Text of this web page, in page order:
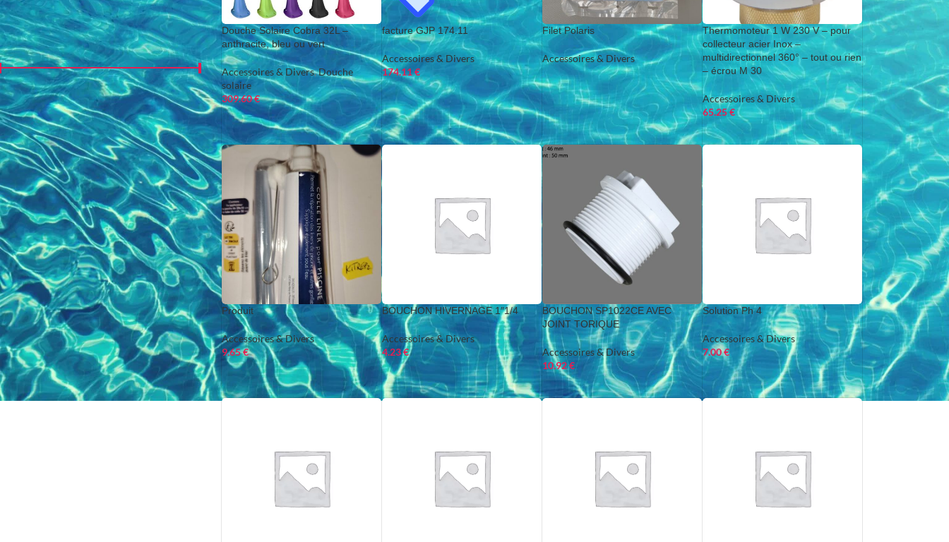
PRIX
FILTRER
Prix :0 €—970 €
Douche Solaire Cobra 32L –
anthracite, bleu ou vert
Accessoires & Divers,Douche
solaire
309.60€
facture GJP 174.11
Accessoires & Divers
174.11€
Filet Polaris
Accessoires & Divers
Thermomoteur 1 W 230 V – pour
collecteur acier Inox –
multidirectionnel 360° – tout ou rien
– écrou M 30
Accessoires & Divers
65.25€
Produit
Accessoires & Divers
9.65€
BOUCHON HIVERNAGE 1″1/4
Accessoires & Divers
4.23€
BOUCHON SP1022CE AVEC
JOINT TORIQUE
Accessoires & Divers
10.92€
Solution Ph 4
Accessoires & Divers
7.00€